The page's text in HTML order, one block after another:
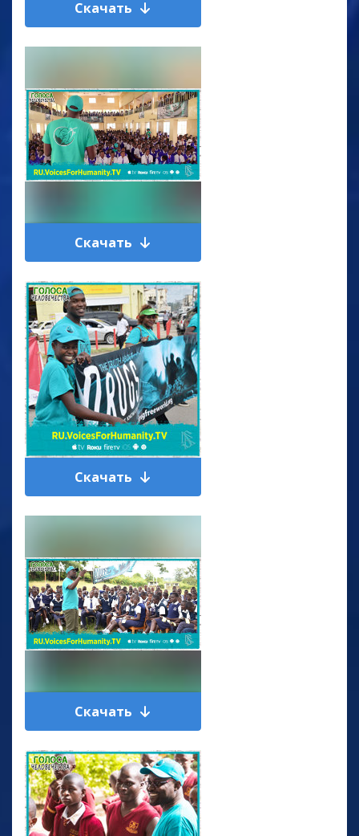
Скачать
Скачать
Скачать
Скачать